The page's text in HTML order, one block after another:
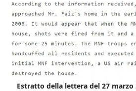
Estratto della lettera del 27 marzo